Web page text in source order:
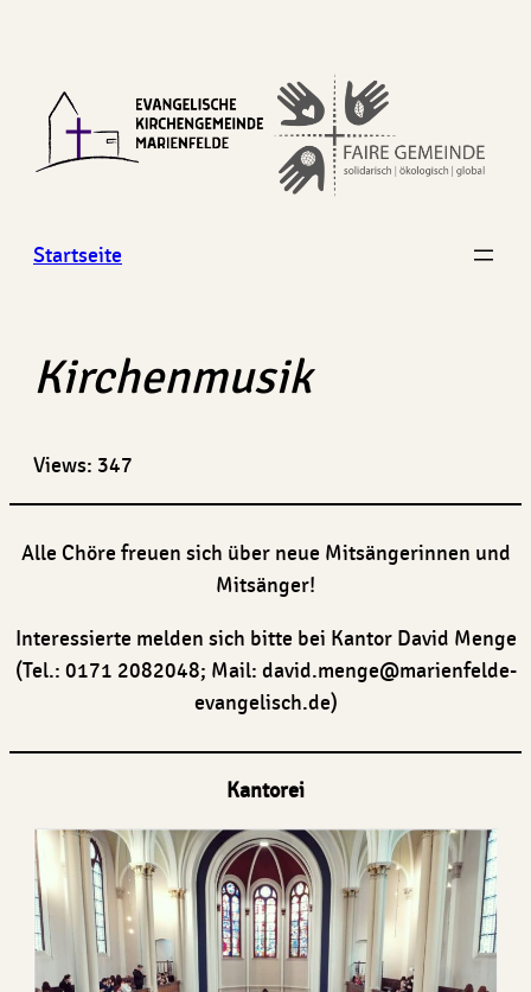
springen
Startseite
Kirchenmusik
Views: 347
Alle Chöre freuen sich über neue Mitsängerinnen und
Mitsänger!
Interessierte melden sich bitte bei Kantor David Menge
(Tel.: 0171 2082048; Mail: david.menge@marienfelde-
evangelisch.de)
Kantorei